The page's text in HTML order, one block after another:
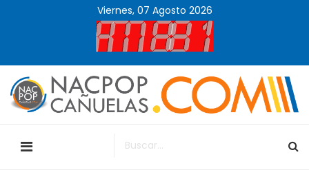
Viernes, 07 Agosto 2026